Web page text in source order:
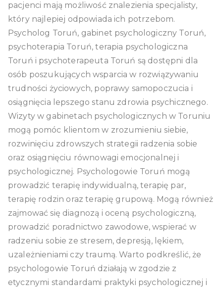
pacjenci mają możliwość znalezienia specjalisty,
który najlepiej odpowiada ich potrzebom.
Psycholog Toruń, gabinet psychologiczny Toruń,
psychoterapia Toruń, terapia psychologiczna
Toruń i psychoterapeuta Toruń są dostępni dla
osób poszukujących wsparcia w rozwiązywaniu
trudności życiowych, poprawy samopoczucia i
osiągnięcia lepszego stanu zdrowia psychicznego.
Wizyty w gabinetach psychologicznych w Toruniu
mogą pomóc klientom w zrozumieniu siebie,
rozwinięciu zdrowszych strategii radzenia sobie
oraz osiągnięciu równowagi emocjonalnej i
psychologicznej. Psychologowie Toruń mogą
prowadzić terapię indywidualną, terapię par,
terapię rodzin oraz terapię grupową. Mogą również
zajmować się diagnozą i oceną psychologiczną,
prowadzić poradnictwo zawodowe, wspierać w
radzeniu sobie ze stresem, depresją, lękiem,
uzależnieniami czy traumą. Warto podkreślić, że
psychologowie Toruń działają w zgodzie z
etycznymi standardami praktyki psychologicznej i